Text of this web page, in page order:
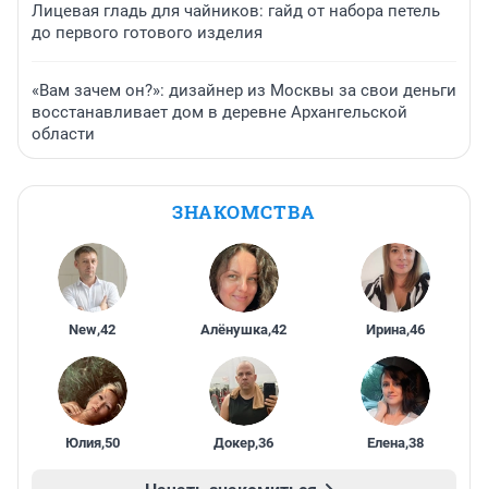
Лицевая гладь для чайников: гайд от набора петель
до первого готового изделия
«Вам зачем он?»: дизайнер из Москвы за свои деньги
восстанавливает дом в деревне Архангельской
области
ЗНАКОМСТВА
New,42 Алёнушка,42 Ирина,46
Юлия,50 Докер,36 Елена,38